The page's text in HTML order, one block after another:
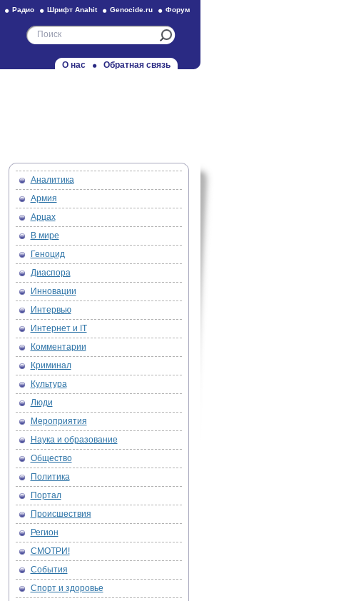
Радио Шрифт Anahit Genocide.ru Форум
О нас Обратная связь
Аналитика
Армия
Арцах
В мире
Геноцид
Диаспора
Инновации
Интервью
Интернет и IT
Комментарии
Криминал
Культура
Люди
Мероприятия
Наука и образование
Общество
Политика
Портал
Происшествия
Регион
СМОТРИ!
События
Спорт и здоровье